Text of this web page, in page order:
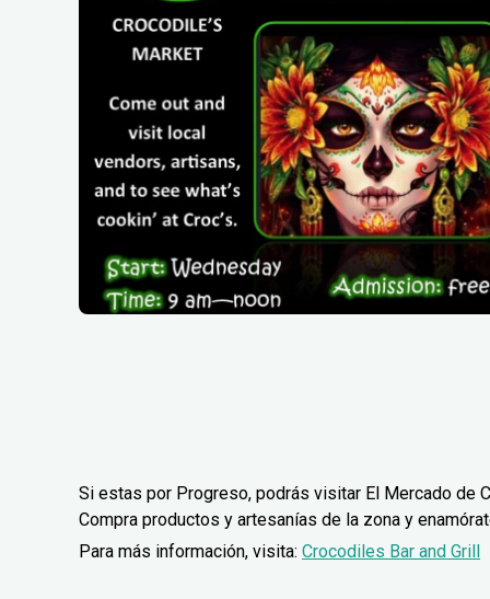
Si estas por Progreso, podrás visitar El Mercado de
Compra productos y artesanías de la zona y
Para más información, visita: Crocodiles Bar and Grill